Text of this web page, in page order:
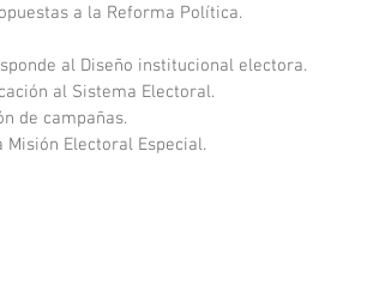
a la Reforma Política.
al Diseño institucional electora.
al Sistema Electoral.
de campañas.
Electoral Especial.